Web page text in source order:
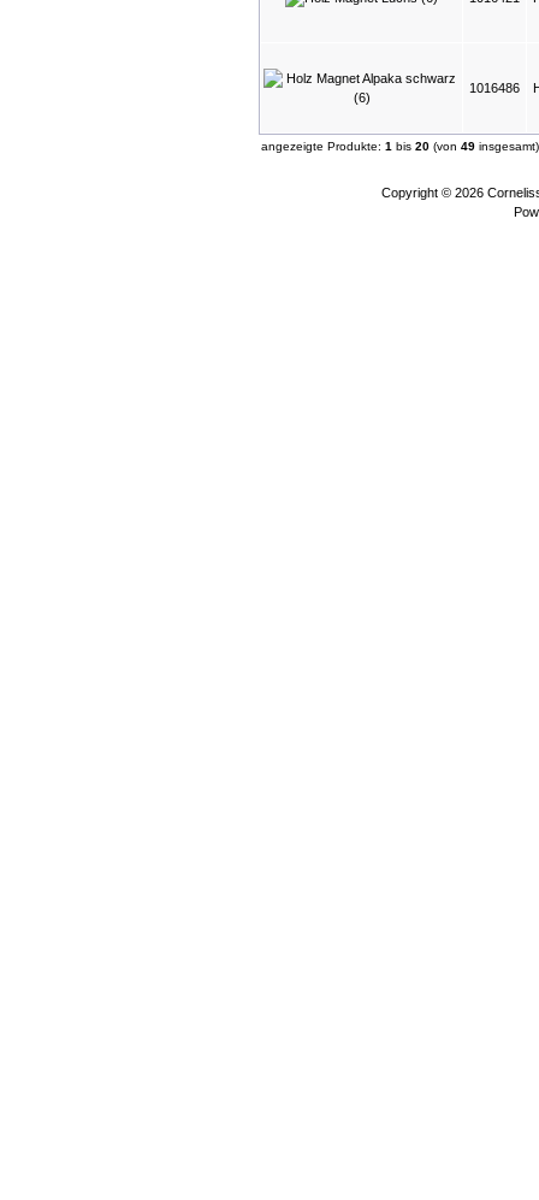
1016486
angezeigte Produkte: 1 bis 20 (von 49 insgesamt)
Copyright © 2026